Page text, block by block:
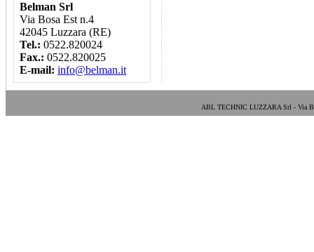
Belman Srl
Via Bosa Est n.4
42045 Luzzara (RE)
Tel.: 0522.820024
Fax.: 0522.820025
E-mail: info@belman.it
ABL TECHNIC LUZZARA Srl - Via